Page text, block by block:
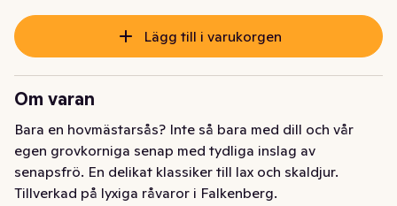
Lägg till i varukorgen
Om varan
Bara en hovmästarsås? Inte så bara med dill och vår
egen grovkorniga senap med tydliga inslag av
senapsfrö. En delikat klassiker till lax och skaldjur.
Tillverkad på lyxiga råvaror i Falkenberg.